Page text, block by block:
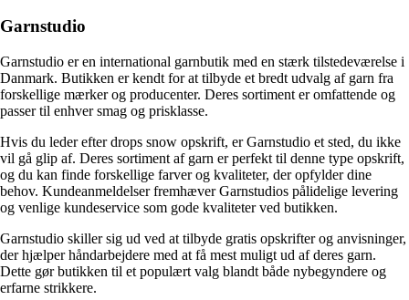
Garnstudio
Garnstudio er en international garnbutik med en stærk tilstedeværelse i
Danmark. Butikken er kendt for at tilbyde et bredt udvalg af garn fra
forskellige mærker og producenter. Deres sortiment er omfattende og
passer til enhver smag og prisklasse.
Hvis du leder efter drops snow opskrift, er Garnstudio et sted, du ikke
vil gå glip af. Deres sortiment af garn er perfekt til denne type opskrift,
og du kan finde forskellige farver og kvaliteter, der opfylder dine
behov. Kundeanmeldelser fremhæver Garnstudios pålidelige levering
og venlige kundeservice som gode kvaliteter ved butikken.
Garnstudio skiller sig ud ved at tilbyde gratis opskrifter og anvisninger,
der hjælper håndarbejdere med at få mest muligt ud af deres garn.
Dette gør butikken til et populært valg blandt både nybegyndere og
erfarne strikkere.